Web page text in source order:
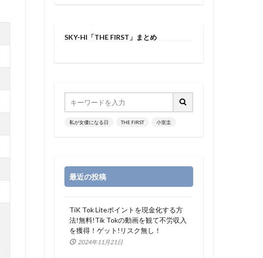
SKY-HI「THE FIRST」まとめ
私が女優になる日 THE FIRST 小室圭
最近の投稿
TiK Tok Liteポイントを現金化する方
法!無料!Tik Tokの動画を観て不労収入
を獲得！ゲット!リスク無し！
2024年11月21日